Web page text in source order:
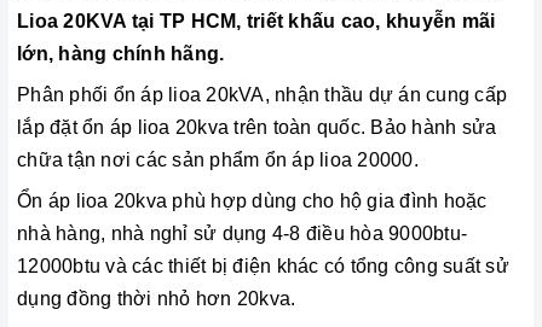
Lioa 20KVA tại TP HCM, triết khấu cao, khuyễn mãi
lớn, hàng chính hãng.
Phân phối ổn áp lioa 20kVA, nhận thầu dự án cung cấp
lắp đặt ổn áp lioa 20kva trên toàn quốc. Bảo hành sửa
chữa tận nơi các sản phẩm ổn áp lioa 20000.
Ổn áp lioa 20kva phù hợp dùng cho hộ gia đình hoặc
nhà hàng, nhà nghỉ sử dụng 4-8 điều hòa 9000btu-
12000btu và các thiết bị điện khác có tổng công suất sử
dụng đồng thời nhỏ hơn 20kva.